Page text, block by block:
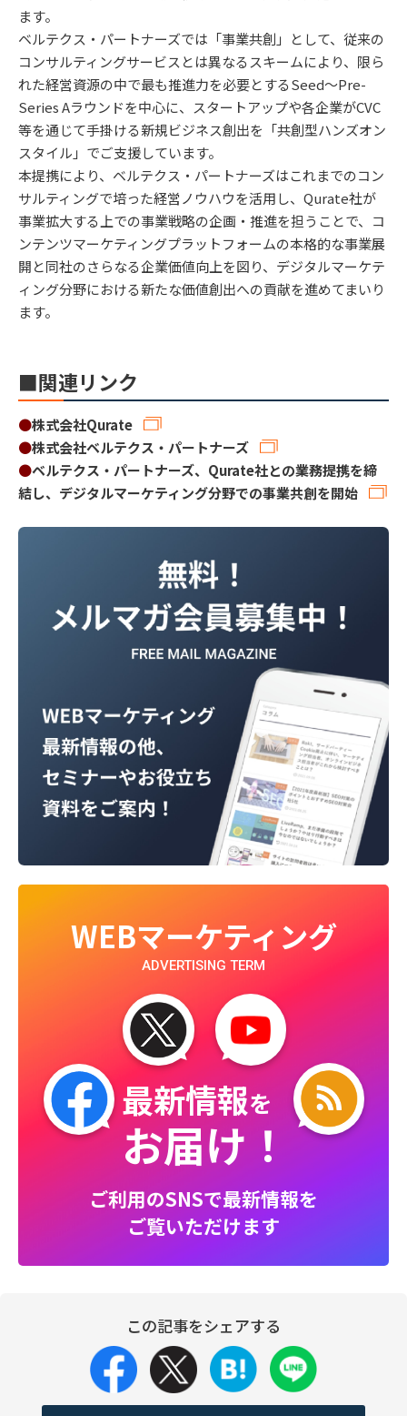
ます。
ベルテクス・パートナーズでは「事業共創」として、従来の
コンサルティングサービスとは異なるスキームにより、限ら
れた経営資源の中で最も推進力を必要とするSeed～Pre-
Series Aラウンドを中心に、スタートアップや各企業がCVC
等を通じて手掛ける新規ビジネス創出を「共創型ハンズオン
スタイル」でご支援しています。
本提携により、ベルテクス・パートナーズはこれまでのコン
サルティングで培った経営ノウハウを活用し、Qurate社が
事業拡大する上での事業戦略の企画・推進を担うことで、コ
ンテンツマーケティングプラットフォームの本格的な事業展
開と同社のさらなる企業価値向上を図り、デジタルマーケテ
ィング分野における新たな価値創出への貢献を進めてまいり
ます。
■関連リンク
●株式会社Qurate
●株式会社ベルテクス・パートナーズ
●ベルテクス・パートナーズ、Qurate社との業務提携を締
結し、デジタルマーケティング分野での事業共創を開始
WEBマーケティング
ADVERTISING TERM
最新情報を
お届け！
ご利用のSNSで最新情報を
ご覧いただけます
この記事をシェアする